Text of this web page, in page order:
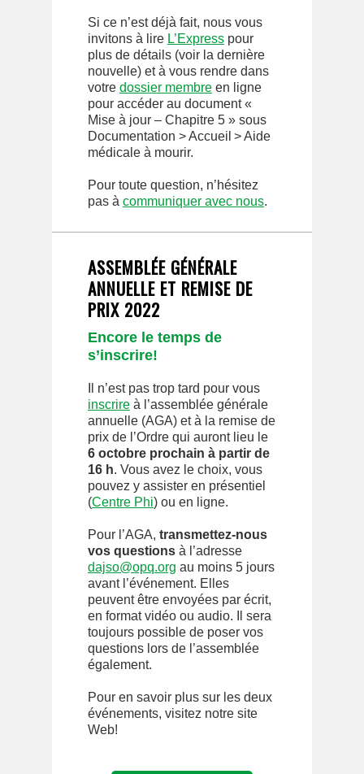
Si ce n’est déjà fait, nous vous
invitons à lire L’Express pour
plus de détails (voir la dernière
nouvelle) et à vous rendre dans
votre dossier membre en ligne
pour accéder au document «
Mise à jour – Chapitre 5 » sous
Documentation > Accueil > Aide
médicale à mourir.
Pour toute question, n’hésitez
pas à communiquer avec nous.
ASSEMBLÉE GÉNÉRALE
ANNUELLE ET REMISE DE
PRIX 2022
Encore le temps de
s’inscrire!
Il n’est pas trop tard pour vous
inscrire à l’assemblée générale
annuelle (AGA) et à la remise de
prix de l’Ordre qui auront lieu le
6 octobre prochain à partir de
16 h. Vous avez le choix, vous
pouvez y assister en présentiel
(Centre Phi) ou en ligne.
Pour l’AGA, transmettez-nous
vos questions à l’adresse
dajso@opq.org au moins 5 jours
avant l’événement. Elles
peuvent être envoyées par écrit,
en format vidéo ou audio. Il sera
toujours possible de poser vos
questions lors de l’assemblée
également.
Pour en savoir plus sur les deux
événements, visitez notre site
Web!